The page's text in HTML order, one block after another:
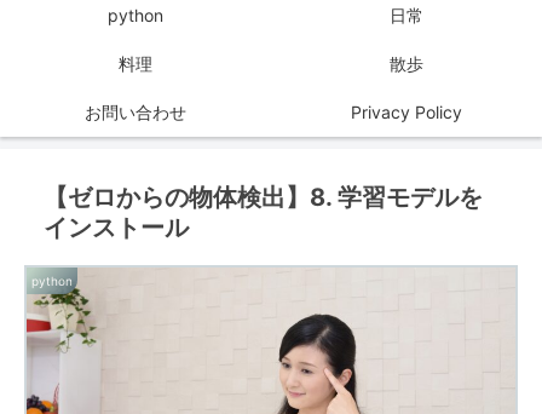
python 日常
料理 散歩
お問い合わせ Privacy Policy
【ゼロからの物体検出】8. 学習モデルを
インストール
python